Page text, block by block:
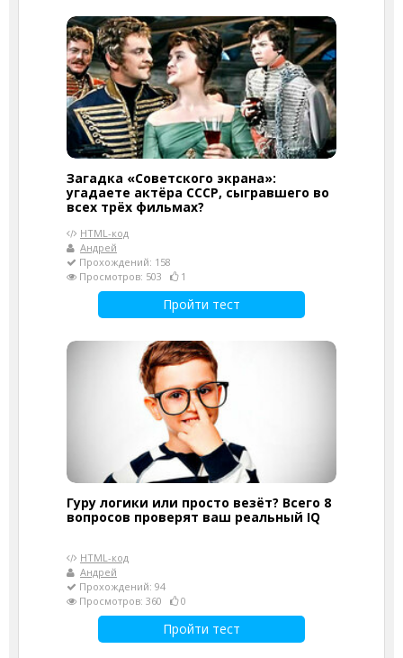
Загадка «Советского экрана»:
угадаете актёра СССР, сыгравшего во
всех трёх фильмах?
HTML-код
Андрей
Прохождений: 158
Просмотров: 503
1
Пройти тест
Гуру логики или просто везёт? Всего 8
вопросов проверят ваш реальный IQ
HTML-код
Андрей
Прохождений: 94
Просмотров: 360
0
Пройти тест